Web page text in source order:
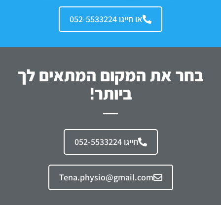
או חייגו 052-5533224
בחר את המקום המתאים לך
ביותר!
חייגו 052-5533224
Tena.physio@gmail.com